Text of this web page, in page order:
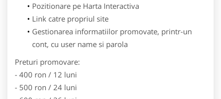
Pozitionare pe Harta Interactiva
Link catre propriul site
Gestionarea informatiilor promovate, printr-un
cont, cu user name si parola
Preturi promovare:
- 400 ron / 12 luni
- 500 ron / 24 luni